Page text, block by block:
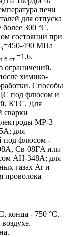
печи
для отпуска
300 °C.
состоянии при
=450-490 МПа
n б.ст.=1,6.
ограничений,
химико-
Способы
под флюсом и
КТС. Для
сварки
МР-3
для
под флюсом -
Cв-08ГA или
АН-348А; для
газах Ar и
проволока
конца - 750 °C.